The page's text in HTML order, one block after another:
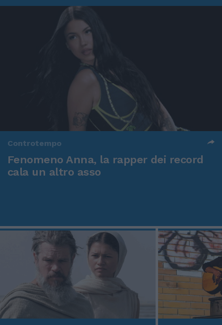
Controtempo
Fenomeno Anna, la rapper dei record
cala un altro asso